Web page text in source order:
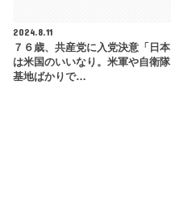
2024.8.11
７６歳、共産党に入党決意「日本
は米国のいいなり。米軍や自衛隊
基地ばかりで…